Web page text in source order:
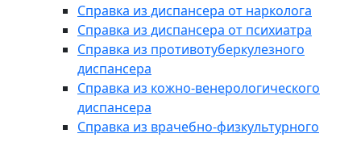
Справка из диспансера от нарколога
Справка из диспансера от психиатра
Справка из противотуберкулезного
диспансера
Справка из кожно-венерологического
диспансера
Справка из врачебно-физкультурного